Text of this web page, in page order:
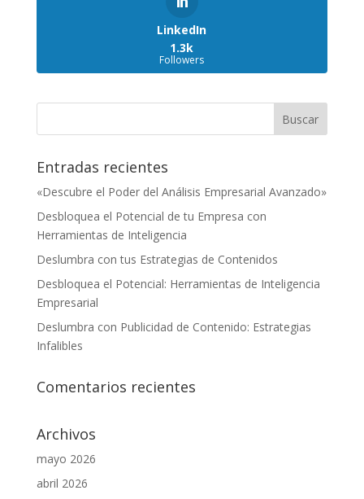
LinkedIn
1.3k
Followers
Entradas recientes
«Descubre el Poder del Análisis Empresarial Avanzado»
Desbloquea el Potencial de tu Empresa con
Herramientas de Inteligencia
Deslumbra con tus Estrategias de Contenidos
Desbloquea el Potencial: Herramientas de Inteligencia
Empresarial
Deslumbra con Publicidad de Contenido: Estrategias
Infalibles
Comentarios recientes
Archivos
mayo 2026
abril 2026